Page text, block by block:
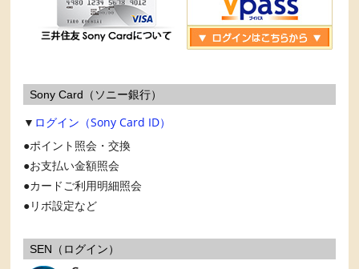
Sony Card（ソニー銀行）
▼ ログイン（Sony Card ID）
ポイント照会・交換
お支払い金額照会
カードご利用明細照会
リボ設定など
SEN（ログイン）